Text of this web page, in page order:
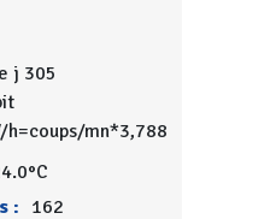
j 305
h=coups/mn*3,788
: 162